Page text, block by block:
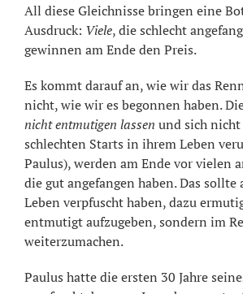
All diese Gleichnisse bringen eine
Ausdruck: Viele, die schlecht
gewinnen am Ende den Preis.
Es kommt darauf an, wie wir das
nicht, wie wir es begonnen haben.
nicht entmutigen lassen und sich nicht
schlechten Starts in ihrem Leben
Paulus), werden am Ende vor vielen
die gut angefangen haben. Das
Leben verpfuscht haben, dazu
entmutigt aufzugeben, sondern im
weiterzumachen.
Paulus hatte die ersten 30 Jahre